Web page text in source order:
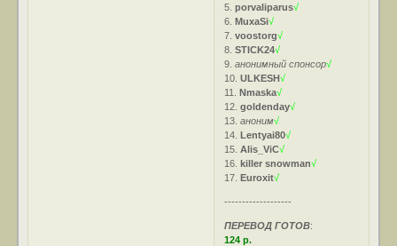
5.porvaliparus√
6.MuxaSi√
7.voostorg√
8.STICK24√
9.анонимный спонсор√
10.ULKESH√
11.Nmaska√
12.goldenday√
13.аноним√
14.Lentyai80√
15.Alis_ViC√
16.killer snowman√
17.Euroxit√
-------------------
ПЕРЕВОД ГОТОВ:
124 р.